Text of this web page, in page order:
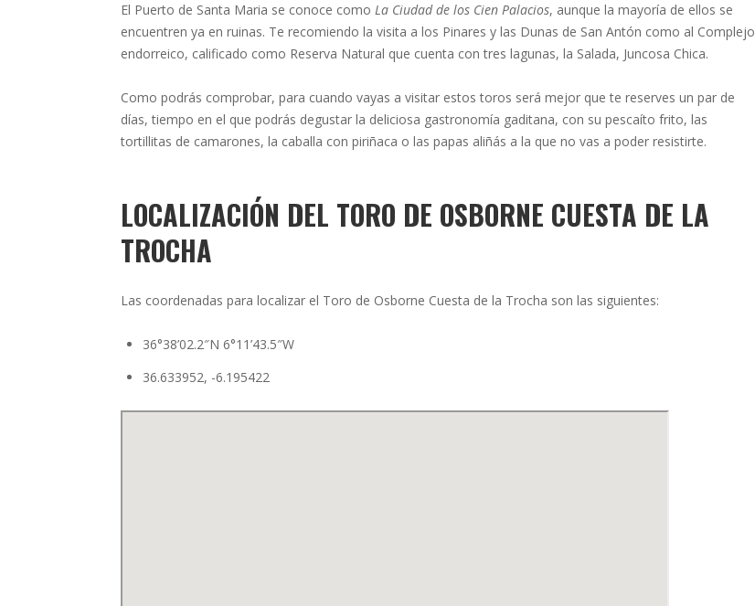
El Puerto de Santa Maria se conoce como La Ciudad de los Cien Palacios, aunque la mayoría de ellos se
encuentren ya en ruinas. Te recomiendo la visita a los Pinares y las Dunas de San Antón como al Complejo
endorreico, calificado como Reserva Natural que cuenta con tres lagunas, la Salada, Juncosa Chica.
Como podrás comprobar, para cuando vayas a visitar estos toros será mejor que te reserves un par de
días, tiempo en el que podrás degustar la deliciosa gastronomía gaditana, con su pescaíto frito, las
tortillitas de camarones, la caballa con piriñaca o las papas aliñás a la que no vas a poder resistirte.
LOCALIZACIÓN DEL TORO DE OSBORNE CUESTA DE LA
TROCHA
Las coordenadas para localizar el Toro de Osborne Cuesta de la Trocha son las siguientes:
36°38’02.2″N 6°11’43.5″W
36.633952, -6.195422